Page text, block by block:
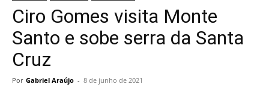
Ciro Gomes visita Monte
Santo e sobe serra da Santa
Cruz
Por Gabriel Araújo - 8 de junho de 2021